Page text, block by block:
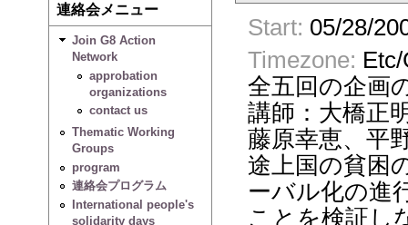
連絡会メニュー
Join G8 Action
Network
approbation
organizations
contact us
Thematic Working
Groups
program
連絡会プログラム
International people's
solidarity days
Start: 05/28/
Timezone:
全五回の企画
講師：大橋正
藤原幸恵、平
途上国の貧困
ーバル化の進
ことを検証し